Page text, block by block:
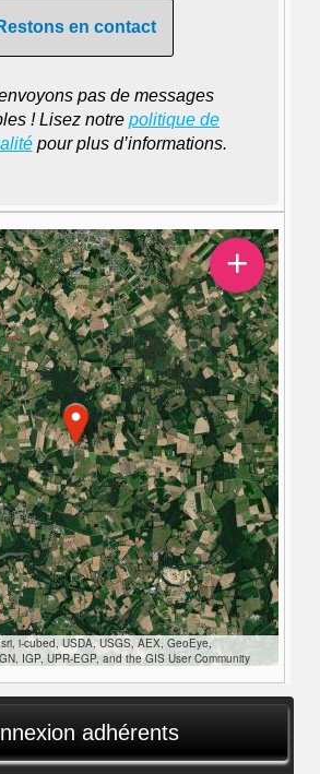
pas de messages
! Lisez notre politique de
pour plus d’informations.
i-cubed, USDA, USGS, AEX, GeoEye,
IGP, UPR-EGP, and the GIS User Community
+
adhérents